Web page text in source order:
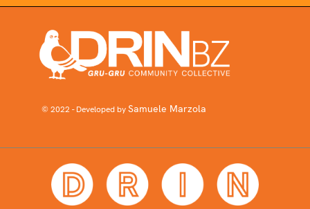
© 2022 - Developed bySamuele Marzola